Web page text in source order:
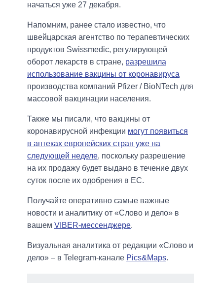
начаться уже 27 декабря.
Напомним, ранее стало известно, что
швейцарская агентство по терапевтических
продуктов Swissmedic, регулирующей
оборот лекарств в стране, разрешила
использование вакцины от коронавируса
производства компаний Pfizer / BioNTech для
массовой вакцинации населения.
Также мы писали, что вакцины от
коронавирусной инфекции могут появиться
в аптеках европейских стран уже на
следующей неделе, поскольку разрешение
на их продажу будет выдано в течение двух
суток после их одобрения в ЕС.
Получайте оперативно самые важные
новости и аналитику от «Слово и дело» в
вашем VIBER-мессенджере.
Визуальная аналитика от редакции «Слово и
дело» – в Telegram-канале Pics&Maps.